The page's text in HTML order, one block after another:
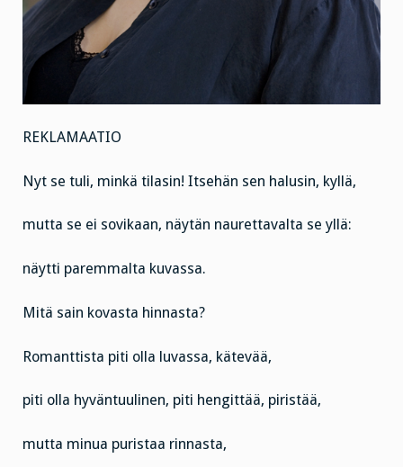
REKLAMAATIO
Nyt se tuli, minkä tilasin! Itsehän sen halusin, kyllä,
mutta se ei sovikaan, näytän naurettavalta se yllä:
näytti paremmalta kuvassa.
Mitä sain kovasta hinnasta?
Romanttista piti olla luvassa, kätevää,
piti olla hyväntuulinen, piti hengittää, piristää,
mutta minua puristaa rinnasta,